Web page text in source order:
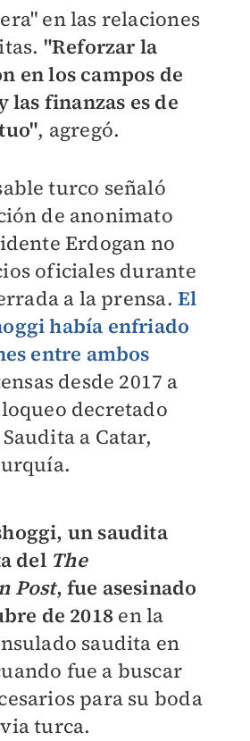
en las relaciones
"Reforzar la
en los campos de
las finanzas es de
, agregó.
turco señaló
de anonimato
Erdogan no
oficiales durante
a la prensa. El
había enfriado
entre ambos
desde 2017 a
decretado
a Catar,
un saudita
del The
Post, fue asesinado
de 2018 en la
saudita en
fue a buscar
para su boda
turca.